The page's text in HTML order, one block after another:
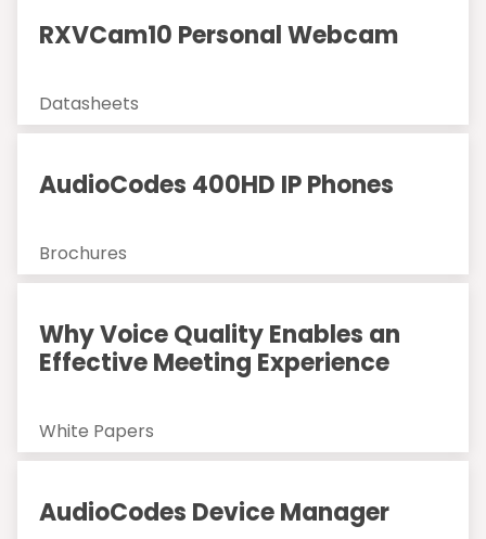
RXVCam10 Personal Webcam
Datasheets
AudioCodes 400HD IP Phones
Brochures
Why Voice Quality Enables an
Effective Meeting Experience
White Papers
AudioCodes Device Manager